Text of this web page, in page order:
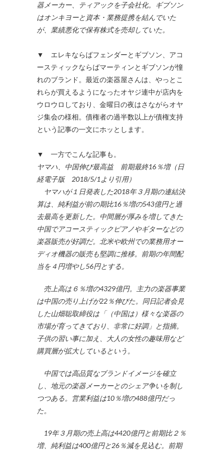
器メーカー、ティアックを子会社化。ギブソン
はオンキヨーと資本・業務提携を結んでいた
が、業績悪化で保有株式を売却していた。
▼ エレキならばフェンダーとギブソン、アコ
ースティックならばマーティンとギブソンが憧
れのブランド。最近の楽器屋さんは、やっとこ
れらが買えるようになったオヤジ連中が店内を
ウロウロしており、金曜日の夜はさながらオヤ
ジ集会の様相。債権者の過半数以上が債権支持
という記事の一文にホッとします。
▼ 一方でこんな記事も。
ヤマハ、中国伸び最高益 前期最終16％増（日
経電子版 2018/5/1より引用）
ヤマハが１日発表した2018年３月期の連結決
算は、純利益が前の期比16％増の543億円と過
去最高を更新した。中間層が厚みを増してきた
中国でアコースティックピアノやギターなどの
楽器販売が好調だ。北米や欧州での業務用オー
ディオ機器の販売も堅調に推移。前期の年間配
当を４円増やし56円とする。
売上高は６％増の4329億円。主力の楽器事業
は中国の売り上げが22％伸びた。同日記者会見
した山畑聡取締役は「（中国は）様々な楽器の
市場が育ってきており、非常に好調」と指摘。
子供の習い事に加え、大人の女性の趣味用など
購買層が拡大しているという。
中国では高品質なブランドイメージを確立
し、地元の楽器メーカーとのシェア争いを制し
つつある。営業利益は10％増の488億円だっ
た。
19年３月期の売上高は4420億円と前期比２％
増、純利益は400億円と26％減を見込む。前期